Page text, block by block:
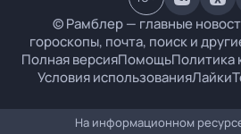
© Рамблер — главные
гороскопы, почта, поиск и
Полная версияПомощьПолитика
Условия использованияЛайки
На информационном